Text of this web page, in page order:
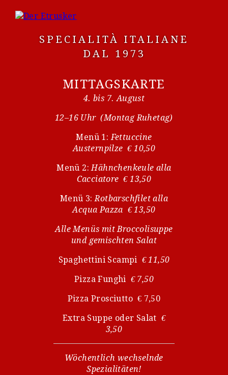
SPECIALITÀ ITALIANE
DAL 1973
MITTAGSKARTE
4. bis 7. August
12–16 Uhr (Montag Ruhetag)
Menü 1: Fettuccine
Austernpilze € 10,50
Menü 2: Hähnchenkeule alla
Cacciatore € 13,50
Menü 3: Rotbarschfilet alla
Acqua Pazza € 13,50
Alle Menüs mit Broccolisuppe
und gemischten Salat
Spaghettini Scampi € 11,50
Pizza Funghi € 7,50
Pizza Prosciutto € 7,50
Extra Suppe oder Salat €
3,50
Wöchentlich wechselnde
Spezialitäten!